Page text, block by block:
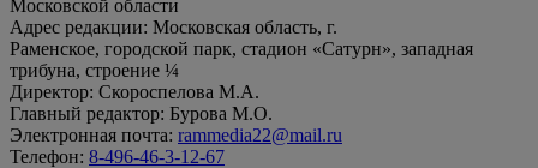
Московской области
Адрес редакции: Московская область, г.
Раменское, городской парк, стадион «Сатурн», западная
трибуна, строение ¼
Директор: Скороспелова М.А.
Главный редактор: Бурова М.О.
Электронная почта: rammedia22@mail.ru
Телефон: 8-496-46-3-12-67